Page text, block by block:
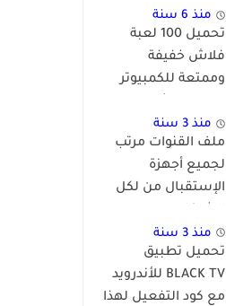
منذ 6 سنة
تحميل 100 لعبة
فلاش خفيفة
وممتعة للكمبيوتر
منذ 3 سنة
ملف القنوات مرتب
لجميع أجهزة
الإستقبال من لكل
والمعالجات
منذ 3 سنة
تحميل تطبيق
BLACK TV للأندرويد
مع كود التفعيل لهذا